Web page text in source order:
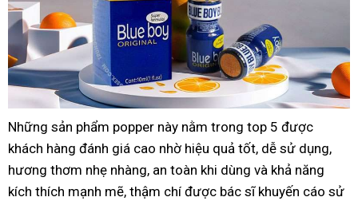
Những sản phẩm popper này nằm trong top 5 được
khách hàng đánh giá cao nhờ hiệu quả tốt, dễ sử dụng,
hương thơm nhẹ nhàng, an toàn khi dùng và khả năng
kích thích mạnh mẽ, thậm chí được bác sĩ khuyến cáo sử